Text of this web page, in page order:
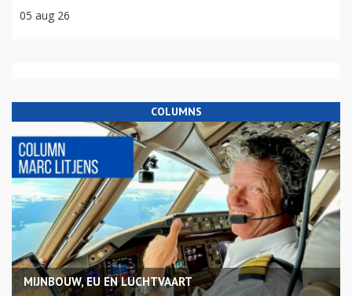
05 aug 26
COLUMNS
MIJNBOUW, EU EN LUCHTVAART